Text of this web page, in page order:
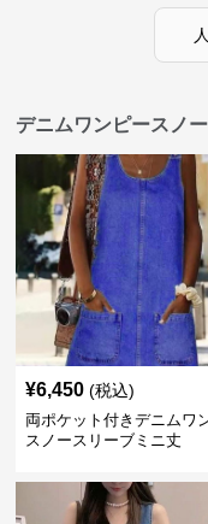
デニムワンピースノ
¥6,450 (税込)
両ポケット付きデニムワ
スノースリーブミニ丈